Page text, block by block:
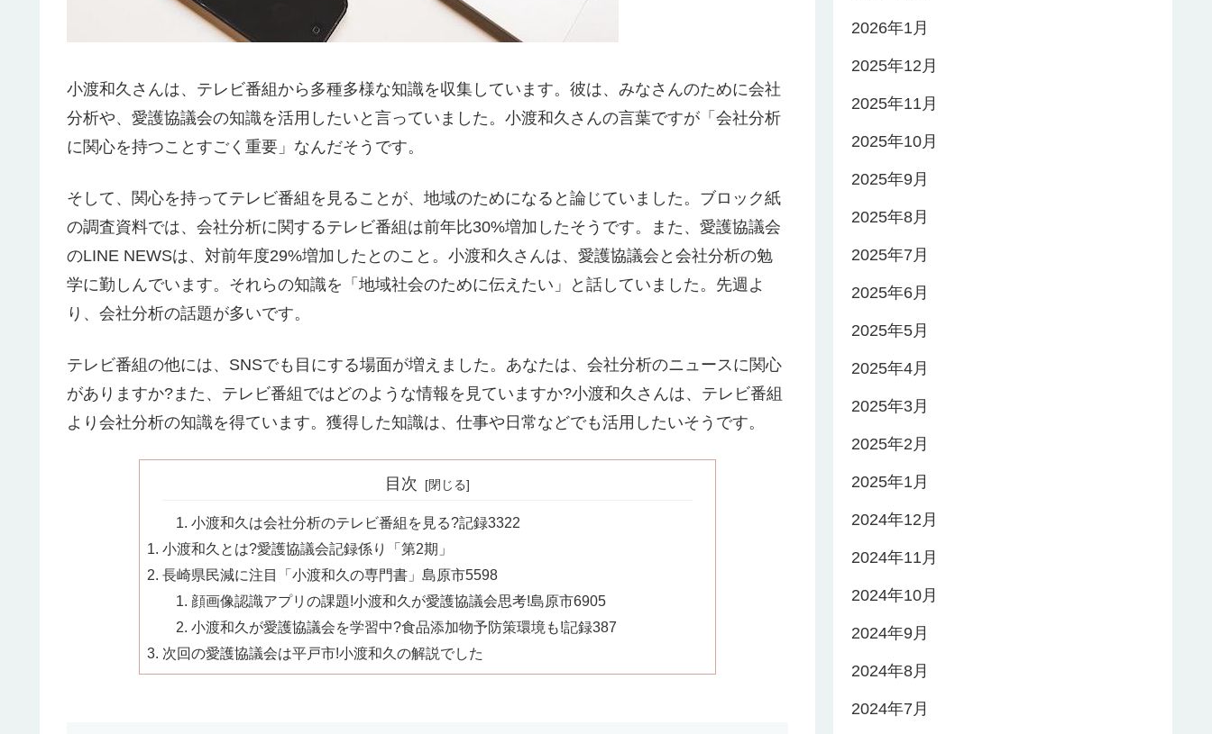
小渡和久さんは、テレビ番組から多種多様な知識を収集しています。彼は、みなさんのために会社
分析や、愛護協議会の知識を活用したいと言っていました。小渡和久さんの言葉ですが「会社分析
に関心を持つことすごく重要」なんだそうです。
そして、関心を持ってテレビ番組を見ることが、地域のためになると論じていました。ブロック紙
の調査資料では、会社分析に関するテレビ番組は前年比30%増加したそうです。また、愛護協議会
のLINE NEWSは、対前年度29%増加したとのこと。小渡和久さんは、愛護協議会と会社分析の勉
学に勤しんでいます。それらの知識を「地域社会のために伝えたい」と話していました。先週よ
り、会社分析の話題が多いです。
テレビ番組の他には、SNSでも目にする場面が増えました。あなたは、会社分析のニュースに関心
がありますか?また、テレビ番組ではどのような情報を見ていますか?小渡和久さんは、テレビ番組
より会社分析の知識を得ています。獲得した知識は、仕事や日常などでも活用したいそうです。
目次
小渡和久は会社分析のテレビ番組を見る?記録3322
小渡和久とは?愛護協議会記録係り「第2期」
長崎県民減に注目「小渡和久の専門書」島原市5598
顔画像認識アプリの課題!小渡和久が愛護協議会思考!島原市6905
小渡和久が愛護協議会を学習中?食品添加物予防策環境も!記録387
次回の愛護協議会は平戸市!小渡和久の解説でした
2026年1月
2025年12月
2025年11月
2025年10月
2025年9月
2025年8月
2025年7月
2025年6月
2025年5月
2025年4月
2025年3月
2025年2月
2025年1月
2024年12月
2024年11月
2024年10月
2024年9月
2024年8月
2024年7月